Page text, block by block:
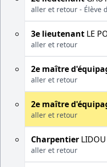
aller et retour - Élève
3e lieutenant LE
aller et retour
2e maître
aller et retour
2e maître
aller et retour
Charpentier
aller et retour